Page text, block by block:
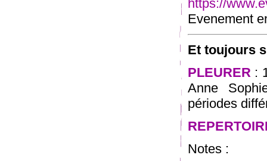
https://
Evenement
Et toujours
PLEURER :
Anne
périodes
Notes :